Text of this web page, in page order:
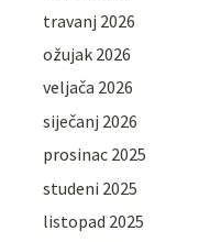
travanj 2026
ožujak 2026
veljača 2026
siječanj 2026
prosinac 2025
studeni 2025
listopad 2025